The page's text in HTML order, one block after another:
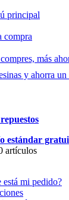
principal
compra
más
y ahorra un
estándar
artículos
está mi pedido?